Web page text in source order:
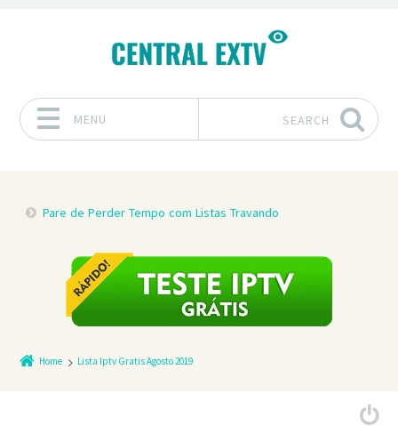
MENU SEARCH
Pare de Perder Tempo com Listas Travando
Home Lista Iptv Gratis Agosto 2019